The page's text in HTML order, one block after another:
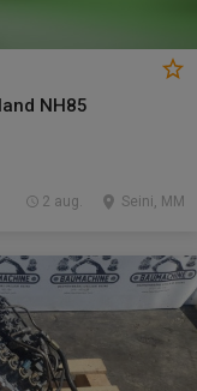
NH85
Seini, MM
2 aug.